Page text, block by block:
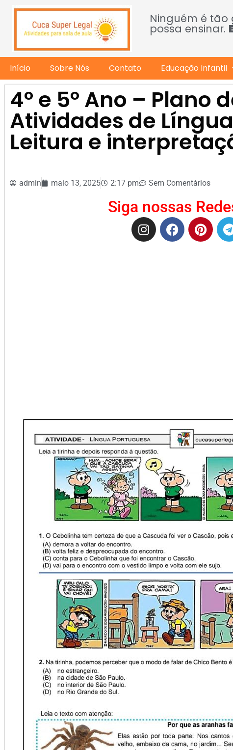
Ninguém é
possa ensinar.
Início Sobre Nós Contato Educação Infantil
4º e 5º Ano – Plano
Atividades de
Leitura e
admin maio 13, 2025 2:17 pm Sem Comentários
Siga nossas